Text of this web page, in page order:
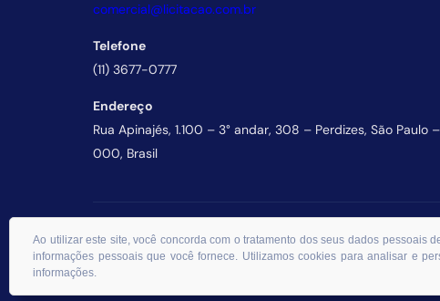
comercial@licitacao.com.br
Telefone
(11) 3677-0777
Endereço
Rua Apinajés, 1.100 – 3° andar, 308 – Perdizes, São Paulo
000, Brasil
Ao utilizar este site, você concorda com o tratamento dos seus dados pessoais
informações pessoais que você fornece. Utilizamos cookies para analisar e
informações.